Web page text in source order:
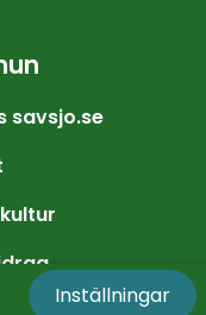
savsjo.se
Inställningar